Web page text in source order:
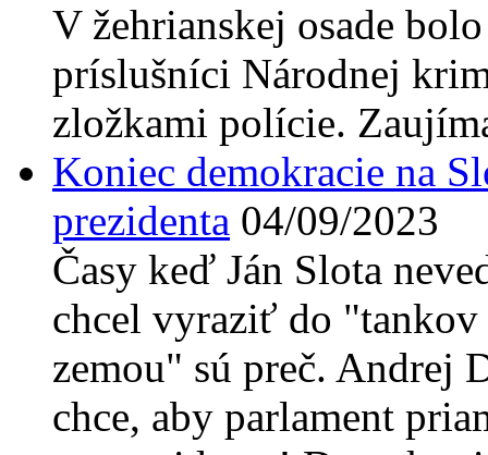
V žehrianskej osade
príslušníci Národnej
zložkami polície.
Koniec demokracie na
prezidenta 04/09/2023
Časy keď Ján Slota
chcel vyraziť do
zemou" sú preč. Andrej
chce, aby parlament